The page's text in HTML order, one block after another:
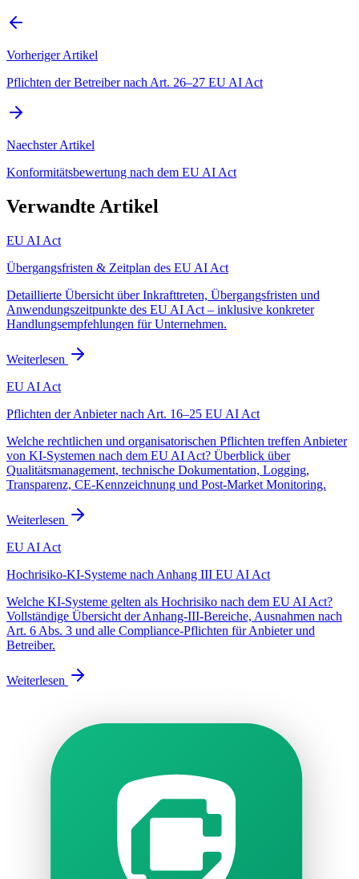
Vorheriger Artikel
Pflichten der Betreiber nach Art. 26–27 EU AI Act
Naechster Artikel
Konformitätsbewertung nach dem EU AI Act
Verwandte Artikel
EU AI Act
Übergangsfristen & Zeitplan des EU AI Act
Detaillierte Übersicht über Inkrafttreten, Übergangsfristen und
Anwendungszeitpunkte des EU AI Act – inklusive konkreter
Handlungsempfehlungen für Unternehmen.
Weiterlesen
EU AI Act
Pflichten der Anbieter nach Art. 16–25 EU AI Act
Welche rechtlichen und organisatorischen Pflichten treffen Anbieter
von KI-Systemen nach dem EU AI Act? Überblick über
Qualitätsmanagement, technische Dokumentation, Logging,
Transparenz, CE-Kennzeichnung und Post-Market Monitoring.
Weiterlesen
EU AI Act
Hochrisiko-KI-Systeme nach Anhang III EU AI Act
Welche KI-Systeme gelten als Hochrisiko nach dem EU AI Act?
Vollständige Übersicht der Anhang-III-Bereiche, Ausnahmen nach
Art. 6 Abs. 3 und alle Compliance-Pflichten für Anbieter und
Betreiber.
Weiterlesen